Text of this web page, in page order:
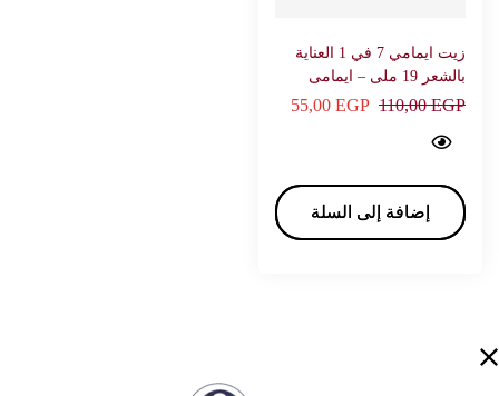
زيت ايمامي 7 في 1 العناية
بالشعر 19 ملى – ايمامى
110,00EGP
55,00 EGP
إضافة إلى السلة
7 oils in 1 Hair care 19 ml - EMAMI…
إضافة إلى السلة